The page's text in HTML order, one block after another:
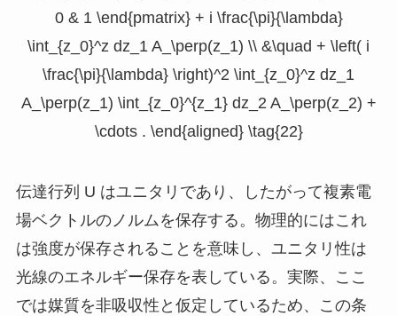
0 & 1 \end{pmatrix} + i \frac{\pi}{\lambda}
\int_{z_0}^z dz_1 A_\perp(z_1) \\ &\quad + \left( i
\frac{\pi}{\lambda} \right)^2 \int_{z_0}^z dz_1
A_\perp(z_1) \int_{z_0}^{z_1} dz_2 A_\perp(z_2) +
\cdots . \end{aligned} \tag{22}
伝達行列 U はユニタリであり、したがって複素電
場ベクトルのノルムを保存する。物理的にはこれ
は強度が保存されることを意味し、ユニタリ性は
光線のエネルギー保存を表している。実際、ここ
では媒質を非吸収性と仮定しているため、この条